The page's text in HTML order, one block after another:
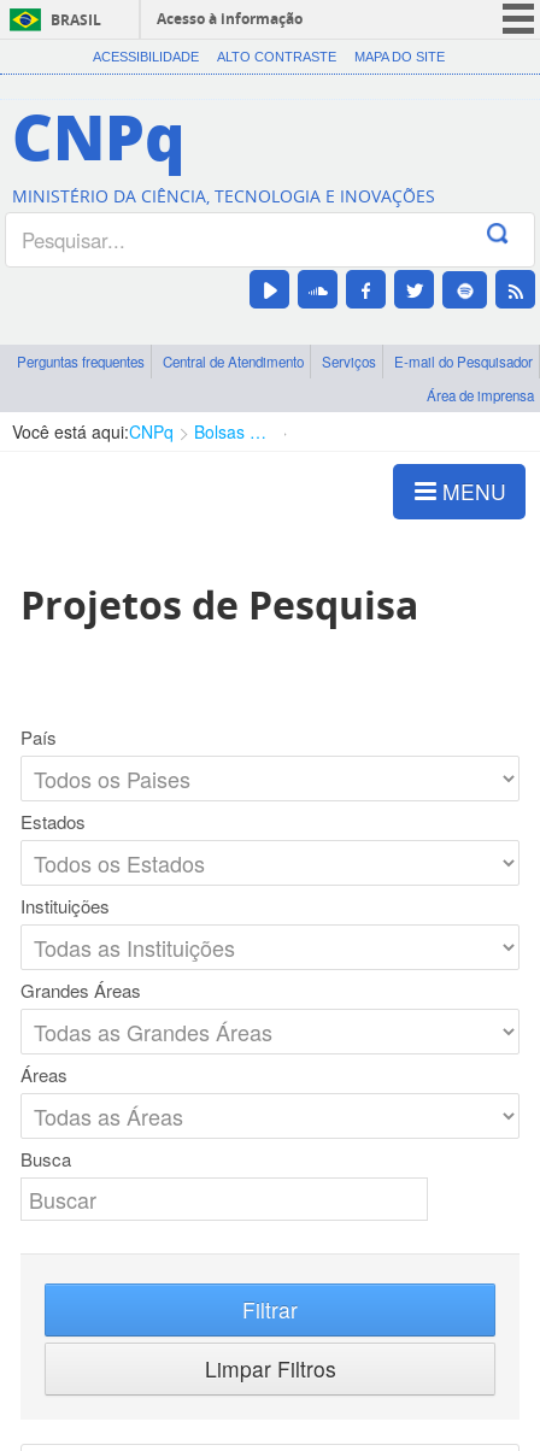
BRASIL
Acesso à informação
CORONAVÍRUS (COVID-19)
Canais
ACESSIBILIDADE ALTO CONTRASTE MAPA DO SITE
CNPq
MINISTÉRIO DA CIÊNCIA, TECNOLOGIA E INOVAÇÕES
Perguntas frequentes Central de Atendimento Serviços
E-mail do Pesquisador
Área de imprensa
Você está aqui:CNPq Bolsas e Auxílios Vigentes
MENU
Projetos de Pesquisa
País
Estados
Instituições
Grandes Áreas
Áreas
Busca
Filtrar
Limpar Filtros